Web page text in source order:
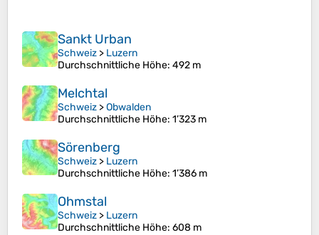
Sankt Urban
Schweiz > Luzern
Durchschnittliche Höhe: 492 m
Melchtal
Schweiz >Obwalden
Durchschnittliche Höhe: 1’323 m
Sörenberg
Schweiz > Luzern
Durchschnittliche Höhe: 1’386 m
Ohmstal
Schweiz > Luzern
Durchschnittliche Höhe: 608 m